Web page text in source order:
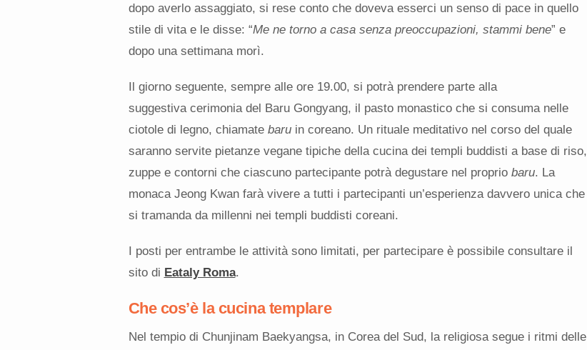
dopo averlo assaggiato, si rese conto che doveva esserci un senso di pace in quello
stile di vita e le disse: “Me ne torno a casa senza preoccupazioni, stammi bene” e
dopo una settimana morì.
Il giorno seguente, sempre alle ore 19.00, si potrà prendere parte alla
suggestiva cerimonia del Baru Gongyang, il pasto monastico che si consuma nelle
ciotole di legno, chiamate baruin coreano. Un rituale meditativo nel corso del quale
saranno servite pietanze vegane tipiche della cucina dei templi buddisti a base di riso,
zuppe e contorni che ciascuno partecipante potrà degustare nel proprio baru. La
monaca Jeong Kwan farà vivere a tutti i partecipanti un’esperienza davvero unica che
si tramanda da millenni nei templi buddisti coreani.
I posti per entrambe le attività sono limitati, per partecipare è possibile consultare il
sito di Eataly Roma.
Che cos’è la cucina templare
Nel tempio di Chunjinam Baekyangsa, in Corea del Sud, la religiosa segue i ritmi delle